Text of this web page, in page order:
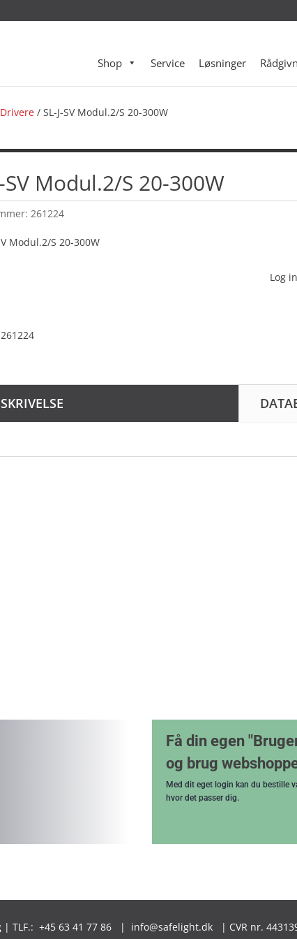
Shop Service Løsninger
/ SL-J-SV Modul.2/S 20-300W
SV Modul.2/S 20-300W
261224
Log
Få din egen
og brug
Med dit eget login kan du bestille
hvor det passer dig.
| TLF.: +45 63 41 77 86 | info@safelight.dk | CVR nr.